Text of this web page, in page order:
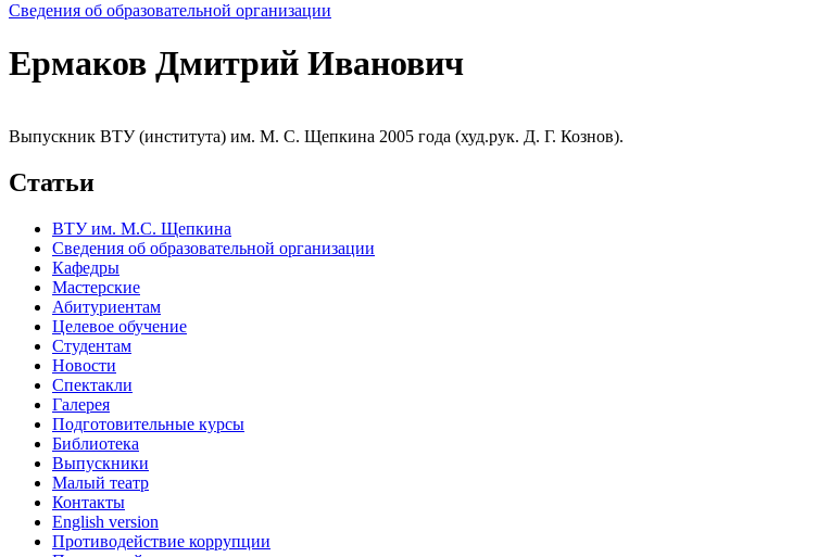
Сведения об образовательной организации
Ермаков Дмитрий Иванович
Выпускник ВТУ (института) им. М. С. Щепкина 2005 года (худ.рук. Д. Г. Кознов).
Статьи
ВТУ им. М.С. Щепкина
Сведения об образовательной организации
Кафедры
Мастерские
Абитуриентам
Целевое обучение
Студентам
Новости
Спектакли
Галерея
Подготовительные курсы
Библиотека
Выпускники
Малый театр
Контакты
English version
Противодействие коррупции